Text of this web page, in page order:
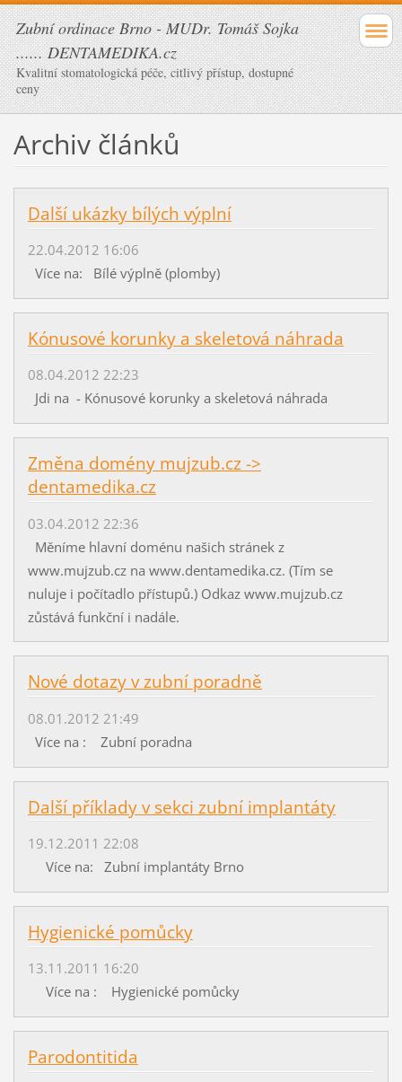
Zubní ordinace Brno - MUDr. Tomáš Sojka
...... DENTAMEDIKA.cz
Kvalitní stomatologická péče, citlivý přístup, dostupné
ceny
Archiv článků
Další ukázky bílých výplní
22.04.2012 16:06
Více na: Bílé výplně (plomby)
Kónusové korunky a skeletová náhrada
08.04.2012 22:23
Jdi na - Kónusové korunky a skeletová náhrada
Změna domény mujzub.cz ->
dentamedika.cz
03.04.2012 22:36
Měníme hlavní doménu našich stránek z
www.mujzub.cz na www.dentamedika.cz. (Tím se
nuluje i počítadlo přístupů.) Odkaz www.mujzub.cz
zůstává funkční i nadále.
Nové dotazy v zubní poradně
08.01.2012 21:49
Více na : Zubní poradna
Další příklady v sekci zubní implantáty
19.12.2011 22:08
Více na: Zubní implantáty Brno
Hygienické pomůcky
13.11.2011 16:20
Více na : Hygienické pomůcky
Parodontitida